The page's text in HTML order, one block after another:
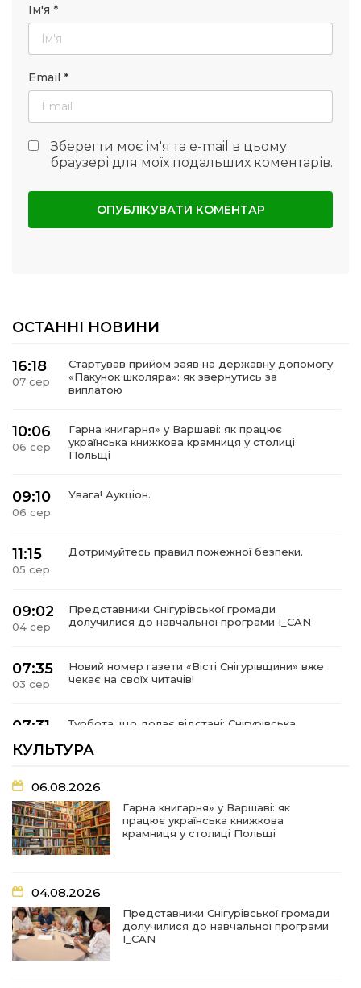
Ім'я *
Email *
Зберегти моє ім'я та e-mail в цьому
браузері для моїх подальших коментарів.
ОСТАННІ НОВИНИ
16:18
07 сер
Стартував прийом заяв на державну допомогу
«Пакунок школяра»: як звернутись за
виплатою
10:06
06 сер
Гарна книгарня» у Варшаві: як працює
українська книжкова крамниця у столиці
Польщі
09:10
06 сер
Увага! Аукціон.
11:15
05 сер
Дотримуйтесь правил пожежної безпеки.
09:02
04 сер
Представники Снігурівської громади
долучилися до навчальної програми I_CAN
07:35
03 сер
Новий номер газети «Вісті Снігурівщини» вже
чекає на своїх читачів!
07:31
Турбота, що долає відстані: Снігурівська
послуг
07:27
03 сер
Удар по крамниці: на Снігурівщині російський
дрон поранив двох мирних жителів
19:03
Їхнє слово вагоме, бо перевірене власним
життям
18:18
02 сер
складу Ради з питань внутрішньо
переміщених осіб при Снігурівській міській
раді
КУЛЬТУРА
06.08.2026
Гарна книгарня» у Варшаві: як
працює українська книжкова
крамниця у столиці Польщі
04.08.2026
Представники Снігурівської громади
долучилися до навчальної програми
I_CAN